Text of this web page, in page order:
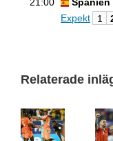
21:00 Spanien
Expekt
1
Relaterade